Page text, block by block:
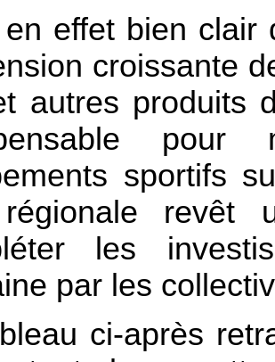
effet bien clair
croissante
autres produits
sportifs
revêt
les
par les
ci-après